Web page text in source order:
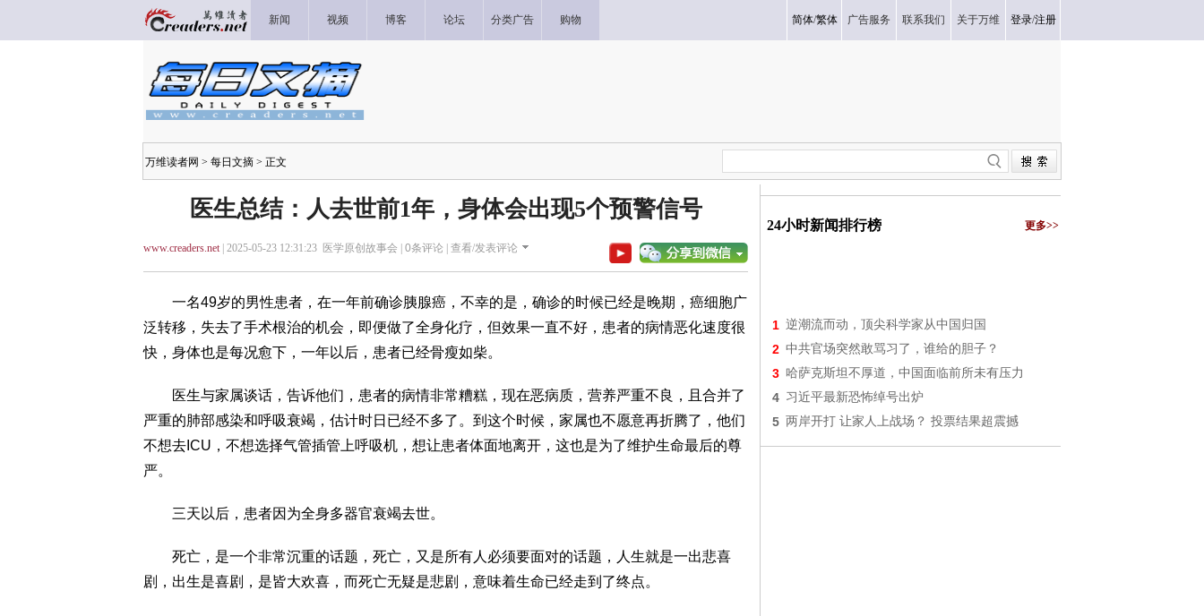
新闻 视频 博客 论坛 分类广告 购物 简体/繁体 广告服务 联系我们 关于万维 登录/注册
万维读者网 > 每日文摘 > 正文
医生总结：人去世前1年，身体会出现5个预警信号
www.creaders.net| 2025-05-23 12:31:23 医学原创故事会 | 0条评论 | 查看/发表评论
一名49岁的男性患者，在一年前确诊胰腺癌，不幸的是，确诊的时候已经是晚期，癌细胞广
泛转移，失去了手术根治的机会，即便做了全身化疗，但效果一直不好，患者的病情恶化速度很
快，身体也是每况愈下，一年以后，患者已经骨瘦如柴。
医生与家属谈话，告诉他们，患者的病情非常糟糕，现在恶病质，营养严重不良，且合并了
严重的肺部感染和呼吸衰竭，估计时日已经不多了。到这个时候，家属也不愿意再折腾了，他们
不想去ICU，不想选择气管插管上呼吸机，想让患者体面地离开，这也是为了维护生命最后的尊
严。
三天以后，患者因为全身多器官衰竭去世。
死亡，是一个非常沉重的话题，死亡，又是所有人必须要面对的话题，人生就是一出悲喜
剧，出生是喜剧，是皆大欢喜，而死亡无疑是悲剧，意味着生命已经走到了终点。
24小时新闻排行榜 更多>>
1 逆潮流而动，顶尖科学家从中国归国
2 中共官场突然敢骂习了，谁给的胆子？
3 哈萨克斯坦不厚道，中国面临前所未有压力
4 习近平最新恐怖绰号出炉
5 两岸开打 让家人上战场？ 投票结果超震撼